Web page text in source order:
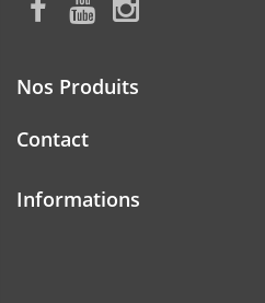
Nos Produits
Contact
Informations